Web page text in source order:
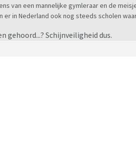
van een mannelijke gymleraar en de
er in Nederland ook nog steeds scholen
gehoord...? Schijnveiligheid dus.